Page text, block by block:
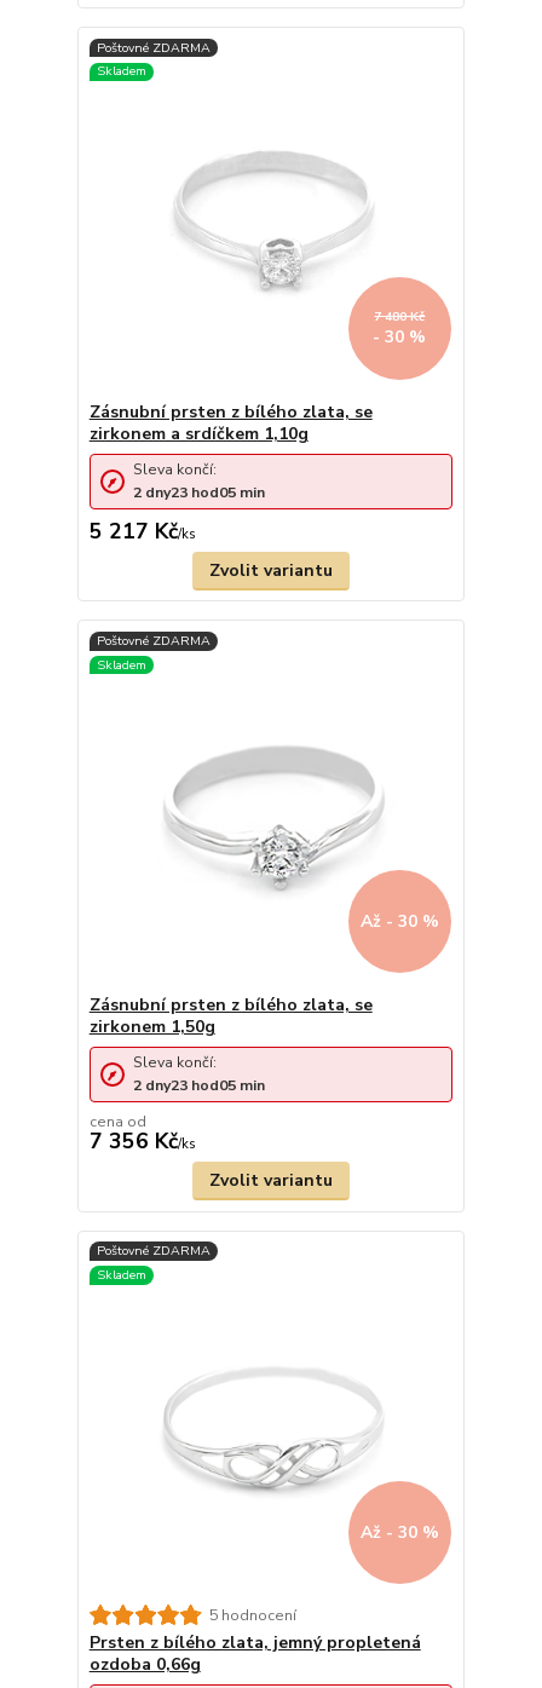
7 480 Kč
- 30 %
Zásnubní prsten z bílého zlata, se
zirkonem a srdíčkem 1,10g
5 217 Kč/ks
Sleva končí:
2 dny23 hod05 min
Zvolit variantu
Až - 30 %
Zásnubní prsten z bílého zlata, se
zirkonem 1,50g
cena od
7 356 Kč/ks
Sleva končí:
2 dny23 hod05 min
Zvolit variantu
Až - 30 %
5 hodnocení
Prsten z bílého zlata, jemný propletená
ozdoba 0,66g